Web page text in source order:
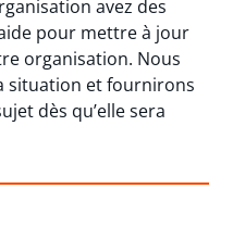
avez des
pour mettre à jour
organisation. Nous
situation et fournirons
dès qu’elle sera